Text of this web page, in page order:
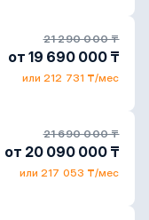
21 290 000 ₸
от 19 690 000 ₸
или 212 731 ₸/мес
21 690 000 ₸
от 20 090 000 ₸
или 217 053 ₸/мес